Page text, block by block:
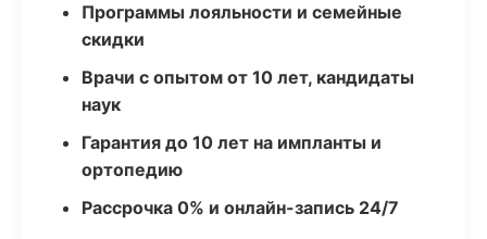
Программы лояльности и семейные
скидки
Врачи с опытом от 10 лет, кандидаты
наук
Гарантия до 10 лет на импланты и
ортопедию
Рассрочка 0% и онлайн-запись 24/7